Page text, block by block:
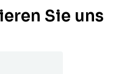
Sie uns